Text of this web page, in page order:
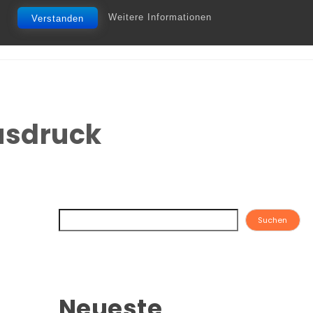
Verstanden Weitere Informationen
Suchen